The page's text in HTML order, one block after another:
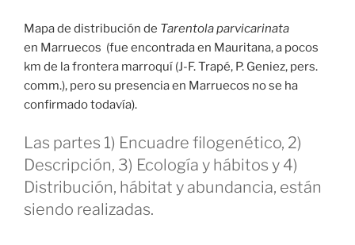
Mapa de distribución de Tarentola parvicarinata
en Marruecos (fue encontrada en Mauritana, a pocos
km de la frontera marroquí (J-F. Trapé, P. Geniez, pers.
comm.), pero su presencia en Marruecos no se ha
confirmado todavía).
Las partes 1) Encuadre filogenético, 2)
Descripción, 3) Ecología y hábitos y 4)
Distribución, hábitat y abundancia, están
siendo realizadas.